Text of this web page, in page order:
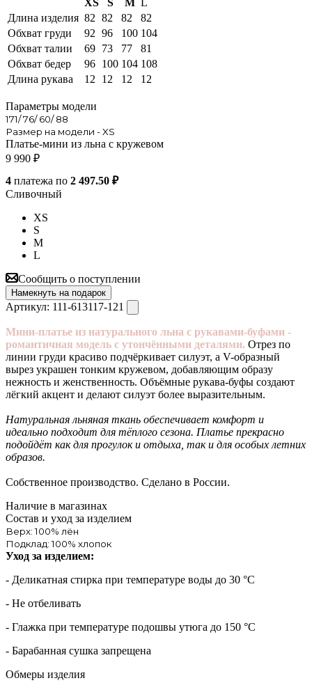
Длина изделия 82 82 82
82
Обхват груди
92 96 100 104
Обхват талии
69 73 77
81
Обхват бедер
96 100 104 108
Длина рукава
12 12 12 12
Параметры модели
171/ 76/ 60/ 88
Размер на модели - XS
Платье-мини из льна с кружевом
9 990 ₽
4 платежа по 2 497.50 ₽
Сливочный
XS
S
M
L
Сообщить о поступлении
Намекнуть на подарок
Артикул: 111-613117-121
Мини-платье из натурального льна с рукавами-буфами -
романтичная модель с утончёнными деталями. Отрез по
линии груди красиво подчёркивает силуэт, а V-образный
вырез украшен тонким кружевом, добавляющим образу
нежность и женственность. Объёмные рукава-буфы создают
лёгкий акцент и делают силуэт более выразительным.
Натуральная льняная ткань обеспечивает комфорт и
идеально подходит для тёплого сезона. Платье прекрасно
подойдёт как для прогулок и отдыха, так и для особых летних
образов.
Собственное производство. Сделано в России.
Наличие в магазинах
Состав и уход за изделием
Верх: 100% лён
Подклад: 100% хлопок
Уход за изделием:
- Деликатная стирка при температуре воды до 30 °C
- Не отбеливать
- Глажка при температуре подошвы утюга до 150 °C
- Барабанная сушка запрещена
Обмеры изделия